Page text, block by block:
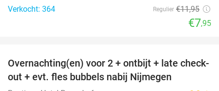
Verkocht: 364
Regulier €11,95
€7,95
53%
Overnachting(en) voor 2 + ontbijt + late check-
out + evt. fles bubbels nabij Nijmegen